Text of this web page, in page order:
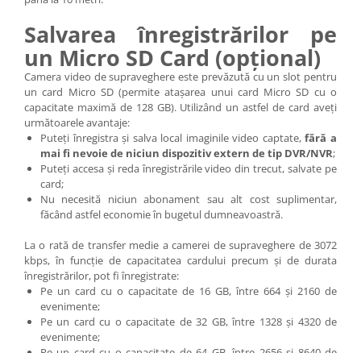
Salvarea înregistrărilor pe
un Micro SD Card (opțional)
Camera video de supraveghere este prevăzută cu un slot pentru
un card Micro SD (permite atașarea unui card Micro SD cu o
capacitate maximă de 128 GB). Utilizând un astfel de card aveți
următoarele avantaje:
Puteți înregistra și salva local imaginile video captate,fără a
mai fi nevoie de niciun dispozitiv extern de tip DVR/NVR;
Puteți accesa și reda înregistrările video din trecut, salvate pe
card;
Nu necesită niciun abonament sau alt cost suplimentar,
făcând astfel economie în bugetul dumneavoastră.
La o rată de transfer medie a camerei de supraveghere de 3072
kbps, în funcție de capacitatea cardului precum și de durata
înregistrărilor, pot fi înregistrate:
Pe un card cu o capacitate de 16 GB, între 664 și 2160 de
evenimente;
Pe un card cu o capacitate de 32 GB, între 1328 și 4320 de
evenimente;